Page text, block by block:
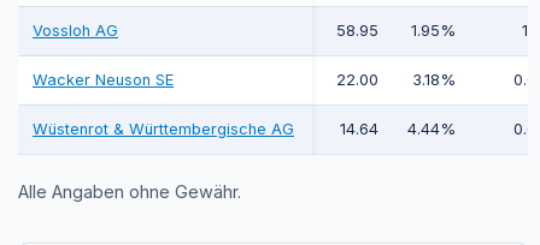
Vossloh AG 58.95 1.95%
Wacker Neuson SE 22.00 3.18%
Wüstenrot & Württembergische AG 14.64 4.44%
Alle Angaben ohne Gewähr.